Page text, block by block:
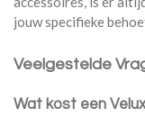
jouw specifieke
Veelgestelde
Wat kost een